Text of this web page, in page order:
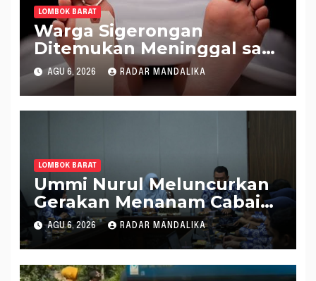
LOMBOK BARAT
Warga Sigerongan
Ditemukan Meninggal saat
Setrum Ikan di Sungai
AGU 6, 2026 RADAR MANDALIKA
LOMBOK BARAT
Ummi Nurul Meluncurkan
Gerakan Menanam Cabai
Tangani Inflasi
AGU 6, 2026 RADAR MANDALIKA